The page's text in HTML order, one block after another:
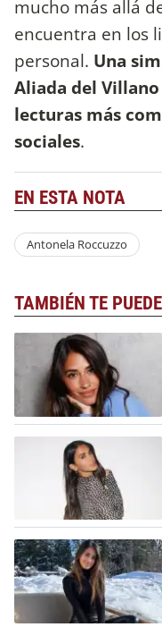
mucho más allá
encuentra en los
personal. Una
Aliada del
lecturas más
sociales.
EN ESTA NOTA
Antonela Roccuzzo
TAMBIÉN TE